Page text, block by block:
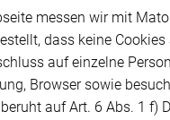
messen wir mit
dass keine
auf einzelne
Browser sowie
auf Art. 6 Abs. 1 f)